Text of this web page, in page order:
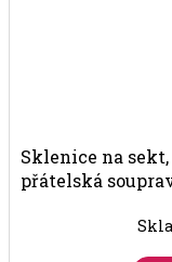
Sklenice na sekt,
přátelská